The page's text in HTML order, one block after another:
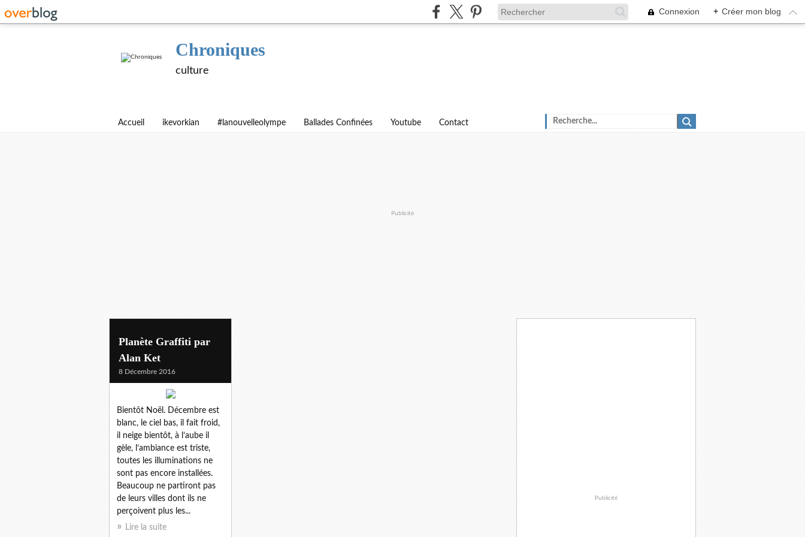
Connexion + Créer mon blog
Chroniques
culture
Accueil ikevorkian #lanouvelleolympe Ballades Confinées Youtube Contact
Publicité
art militant,
Planète Graffiti par
Alan Ket
8 Décembre 2016
Bientôt Noël. Décembre est
blanc, le ciel bas, il fait froid,
il neige bientôt, à l’aube il
gèle, l’ambiance est triste,
toutes les illuminations ne
sont pas encore installées.
Beaucoup ne partiront pas
de leurs villes dont ils ne
perçoivent plus les...
Lire la suite
Publicité